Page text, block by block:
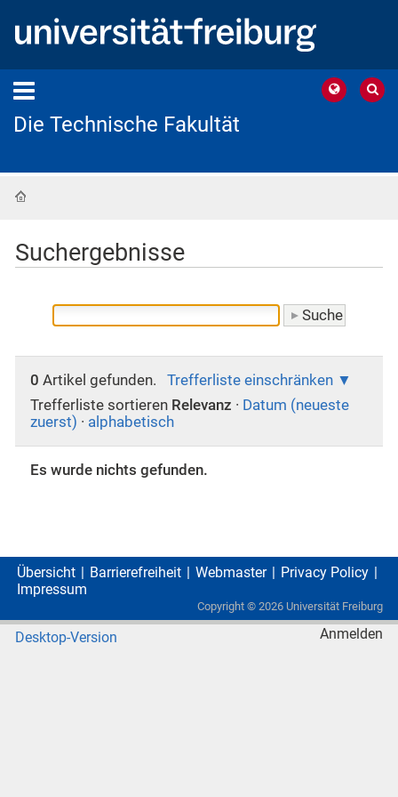
Die Technische Fakultät
Suchergebnisse
0 Artikel gefunden.
Trefferliste einschränken
Trefferliste sortieren Relevanz · Datum (neueste
zuerst) · alphabetisch
Es wurde nichts gefunden.
Übersicht Barrierefreiheit Webmaster
Privacy Policy
Impressum
Copyright © 2026 Universität Freiburg
Desktop-Version Anmelden